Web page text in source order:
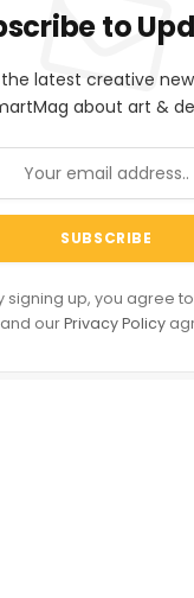
to
latest creative
about art &
signing up, you agree
ourPrivacy Policy